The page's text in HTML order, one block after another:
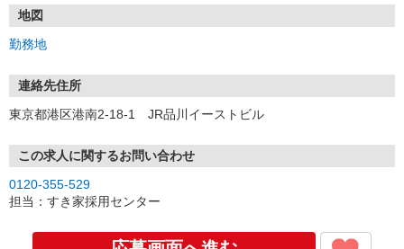
号」など
地図
勤務地
連絡先住所
東京都港区港南2-18-1 JR品川イーストビル
この求人に関するお問い合わせ
0120-355-529
担当：すき家採用センター